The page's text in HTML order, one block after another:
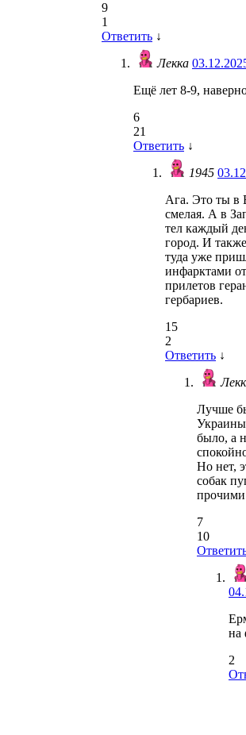
9
1
Ответить ↓
Лекка
Ещё лет 8-9,
6
21
Ответить ↓
1945
Ага. Это ты в
смелая. А в
тел каждый
город. И
туда уже
инфарктами
прилетов
гербариев.
15
2
Ответить ↓
Лучше
было, а
Но нет,
собак
7
10
на
2